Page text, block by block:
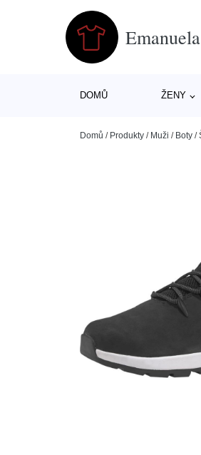
DOMŮ ŽENY
Domů / Produkty / Muži / Boty /